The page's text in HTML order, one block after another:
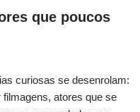
que poucos
curiosas se desenrolam:
atores que se